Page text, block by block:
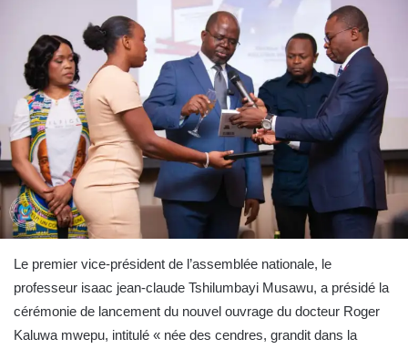
Le premier vice-président de l’assemblée nationale, le
professeur isaac jean-claude Tshilumbayi Musawu, a présidé la
cérémonie de lancement du nouvel ouvrage du docteur Roger
Kaluwa mwepu, intitulé « née des cendres, grandit dans la